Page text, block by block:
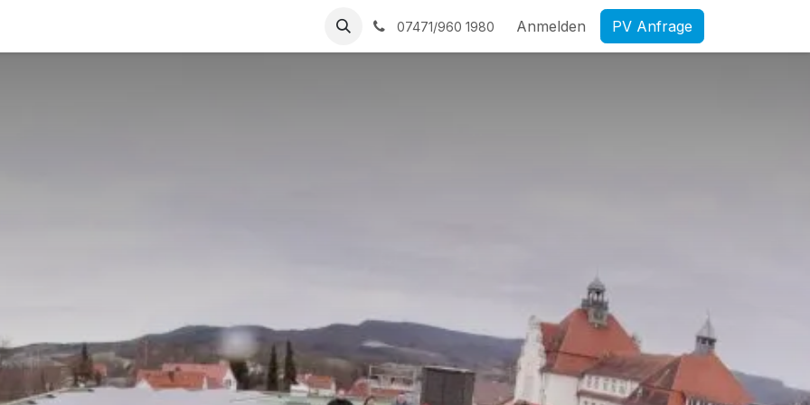
07471/960 1980 Anmelden PV Anfrage